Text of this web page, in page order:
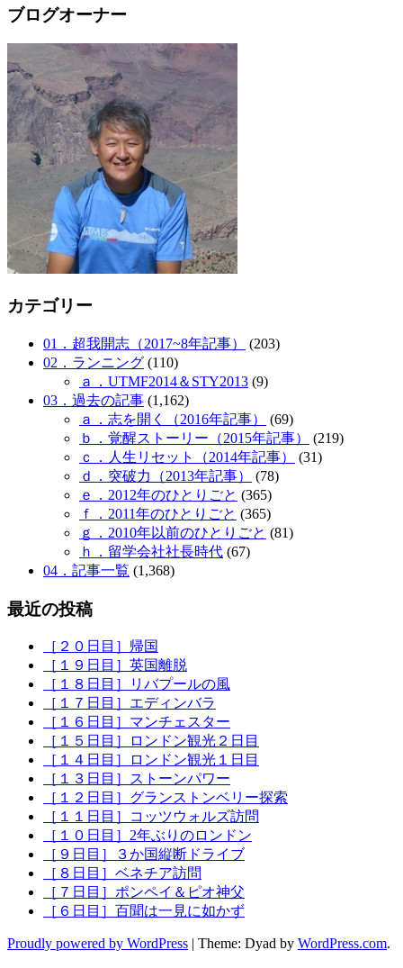
ブログオーナー
カテゴリー
01．超我開志（2017~8年記事）
(203)
02．ランニング (110)
ａ．UTMF2014＆STY2013 (9)
03．過去の記事 (1,162)
ａ．志を開く（2016年記事）
(69)
ｂ．覚醒ストーリー（2015年記事）
(219)
ｃ．人生リセット（2014年記事）
(31)
ｄ．突破力（2013年記事）
(78)
ｅ．2012年のひとりごと (365)
ｆ．2011年のひとりごと (365)
ｇ．2010年以前のひとりごと (81)
ｈ．留学会社社長時代 (67)
04．記事一覧 (1,368)
最近の投稿
［２０日目］帰国
［１９日目］英国離脱
［１８日目］リバプールの風
［１７日目］エディンバラ
［１６日目］マンチェスター
［１５日目］ロンドン観光２日目
［１４日目］ロンドン観光１日目
［１３日目］ストーンパワー
［１２日目］グランストンベリー探索
［１１日目］コッツウォルズ訪問
［１０日目］2年ぶりのロンドン
［９日目］３か国縦断ドライブ
［８日目］ベネチア訪問
［７日目］ポンペイ＆ピオ神父
［６日目］百聞は一見に如かず
Proudly powered by WordPress | Theme: Dyad by WordPress.com.